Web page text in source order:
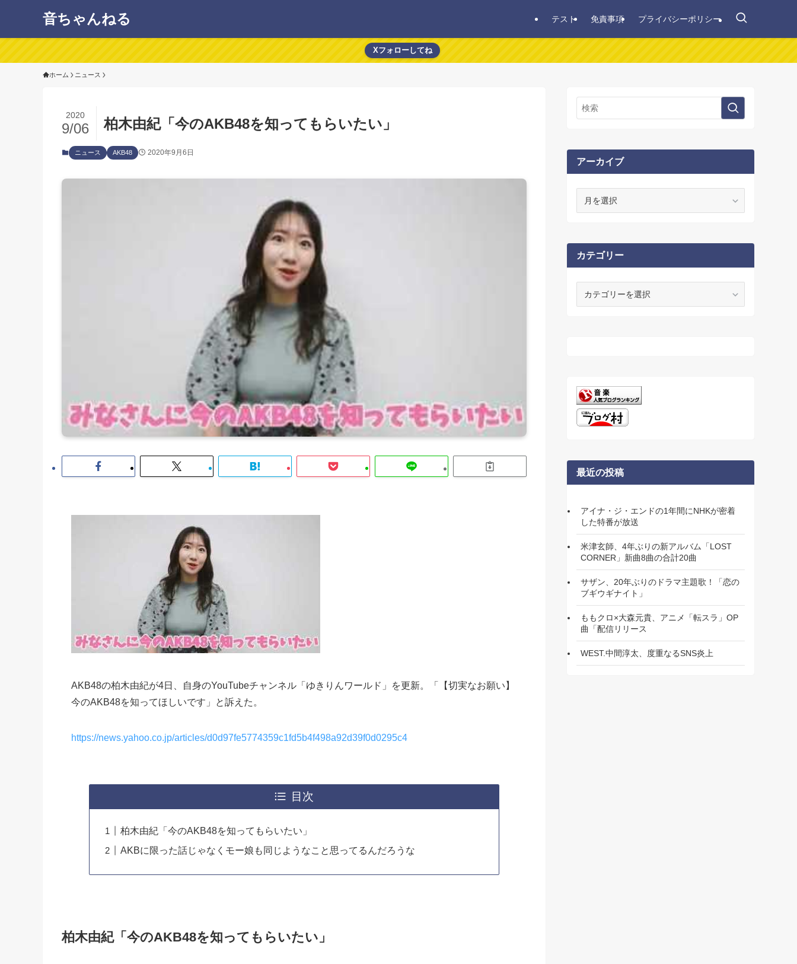
音ちゃんねる テスト 免責事項 プライバシーポリシー
Xフォローしてね
ホーム ニュース
柏木由紀「今のAKB48を知ってもらいたい」
2020
9/06
ニュース AKB48 2020年9月6日
AKB48の柏木由紀が4日、自身のYouTubeチャンネル「ゆきりんワールド」を更新。「【切実なお願い】
今のAKB48を知ってほしいです」と訴えた。
https://news.yahoo.co.jp/articles/d0d97fe5774359c1fd5b4f498a92d39f0d0295c4
目次
柏木由紀「今のAKB48を知ってもらいたい」
AKBに限った話じゃなくモー娘も同じようなこと思ってるんだろうな
柏木由紀「今のAKB48を知ってもらいたい」
アーカイブ
ブ
カテゴリー
最近の投稿
アイナ・ジ・エンドの1年間にNHKが密着
した特番が放送
米津玄師、4年ぶりの新アルバム「LOST
CORNER」新曲8曲の合計20曲
サザン、20年ぶりのドラマ主題歌！「恋の
ブギウギナイト」
ももクロ×大森元貴、アニメ「転スラ」OP
曲「配信リリース
WEST.中間淳太、度重なるSNS炎上